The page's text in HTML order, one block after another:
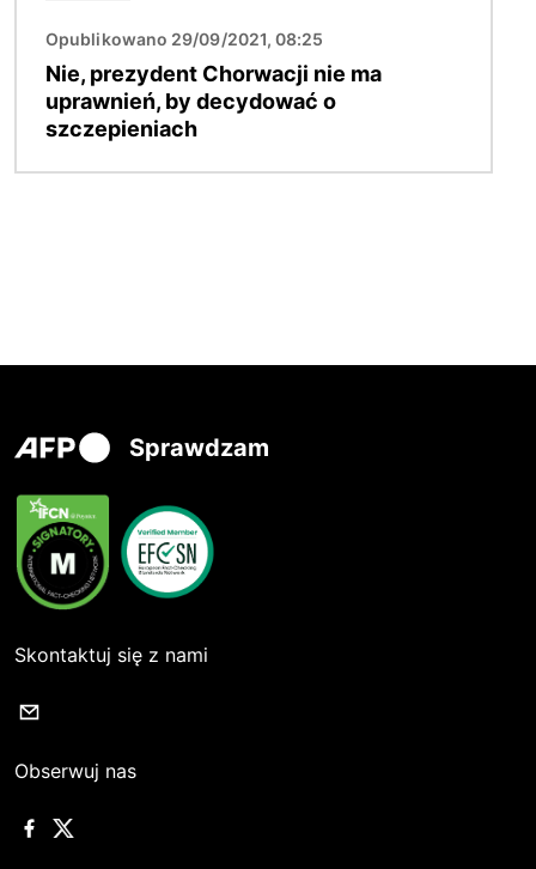
Opublikowano 29/09/2021, 08:25
Nie, prezydent Chorwacji nie ma
uprawnień, by decydować o
szczepieniach
Sprawdzam
Skontaktuj się z nami
Obserwuj nas